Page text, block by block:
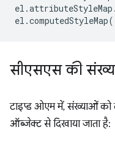
el .attributeStyleMap .
el .computedStyleMap
सीएसएस की
टाइप्ड ओएम में, संख्याओं को
ऑब्जेक्ट से दिखाया जाता है: